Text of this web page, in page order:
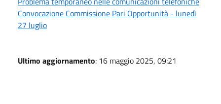
Convocazione Commissione Pari Opportunità - lunedì
27 luglio
Ultimo aggiornamento: 16 maggio 2025, 09:21